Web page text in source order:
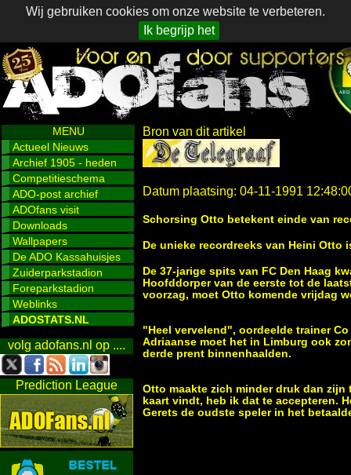
Wij gebruiken cookies om onze website te verbeteren.
Ik begrijp het
MENU
Actueel Nieuws
Archief 1905 - heden
Competitieschema
ADO-post archief
ADOfans visit
Downloads
Wallpapers
De ADO Kassahuisjes
Zuiderparkstadion
Foreparkstadion
Weblinks
ADOSTATS.NL
volg adofans.nl op ....
Prediction League
Bron van dit artikel
Datum plaatsing: 04-11-1991
Schorsing Otto betekent einde van
De unieke recordreeks van Heini Otto
De 37-jarige spits van FC Den Haag
Hoofddorper van de eerste tot de
voorzag, moet Otto komende vrijdag
"Heel vervelend", oordeelde trainer
Adriaanse moet het in Limburg ook
derde prent binnenhaalden.
Otto maakte zich minder druk dan
kaart vindt, heb ik dat te accepteren.
Gerets de oudste speler in het